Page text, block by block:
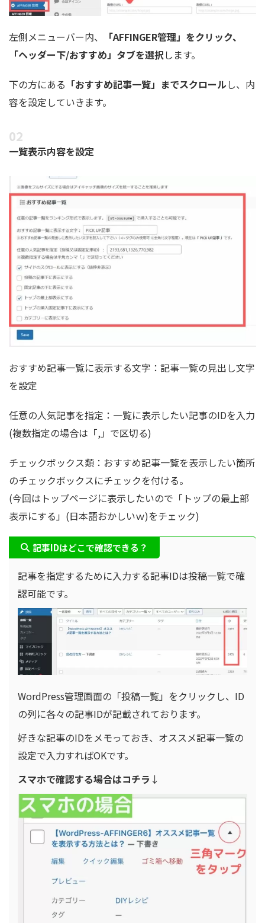
左側メニューバー内、
「AFFINGER管理」をクリック、
「ヘッダー下/おすすめ」タブを選択します。
下の方にある 「おすすめ記事一覧」までスクロールし、内
容を設定していきます。
一覧表示内容を設定
おすすめ記事一覧に表示する文字：記事一覧の見出し文字
を設定
任意の人気記事を指定：一覧に表示したい記事のIDを入力
(複数指定の場合は「,」で区切る)
チェックボックス類：おすすめ記事一覧を表示したい箇所
のチェックボックスにチェックを付ける。
(今回はトップページに表示したいので「トップの最上部
表示にする」(日本語おかしいｗ)をチェック)
記事IDはどこで確認できる？
記事を指定するために入力する記事IDは投稿一覧で確
認可能です。
WordPress管理画面の「投稿一覧」をクリックし、ID
の列に各々の記事IDが記載されております。
好きな記事のIDをメモっておき、オススメ記事一覧の
設定で入力すればOKです。
スマホで確認する場合はコチラ ↓